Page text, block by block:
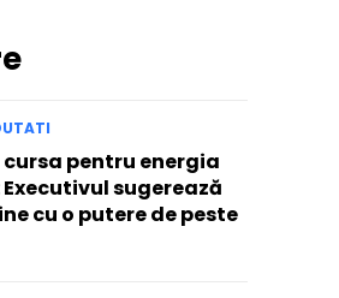
pentru energia
sugerează
cu o putere de peste